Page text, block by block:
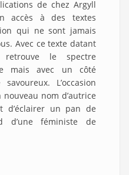
de chez Argyll
accès à des textes
qui ne sont jamais
Avec ce texte datant
retrouve le spectre
mais avec un côté
L’occasion
nom d’autrice
d’éclairer un pan de
d’une féministe de